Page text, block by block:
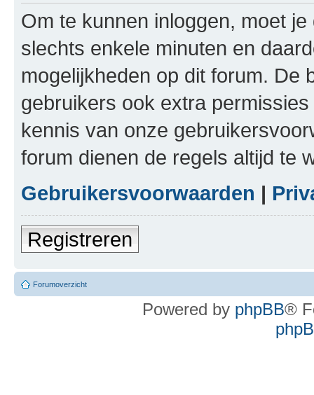
Om te kunnen inloggen, moet
slechts enkele minuten en
mogelijkheden op dit forum. De
gebruikers ook extra
kennis van onze
forum dienen de regels altijd te
Gebruikersvoorwaarden |
Registreren
Forumoverzicht
Powered by phpBB®